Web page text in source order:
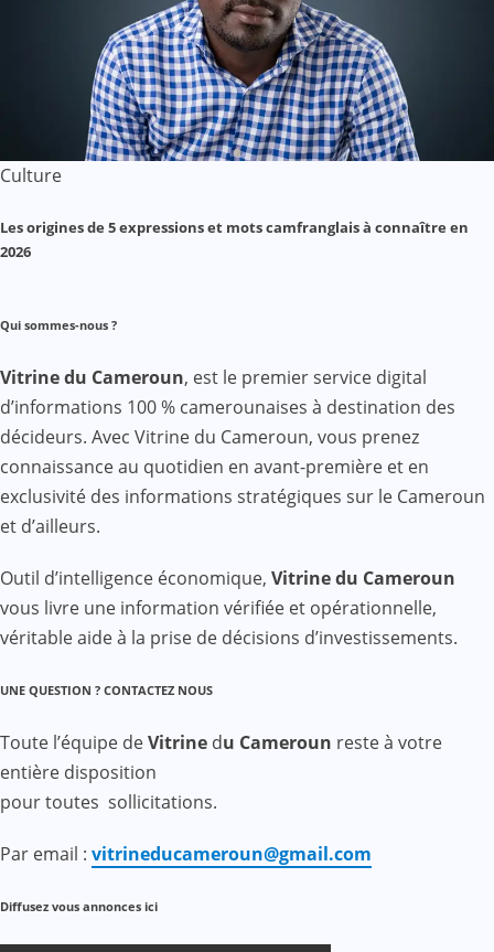
Culture
Les origines de 5 expressions et mots camfranglais à connaître en
2026
Qui sommes-nous ?
Vitrine du Cameroun, est le premier service digital
d’informations 100 % camerounaises à destination des
décideurs. Avec Vitrine du Cameroun, vous prenez
connaissance au quotidien en avant-première et en
exclusivité des informations stratégiques sur le Cameroun
et d’ailleurs.
Outil d’intelligence économique, Vitrine du Cameroun
vous livre une information vérifiée et opérationnelle,
véritable aide à la prise de décisions d’investissements.
UNE QUESTION ? CONTACTEZ NOUS
Toute l’équipe deVitrine du Cameroun reste à votre
entière disposition
pour toutes sollicitations.
Par email : vitrineducameroun@gmail.com
Diffusez vous annonces ici